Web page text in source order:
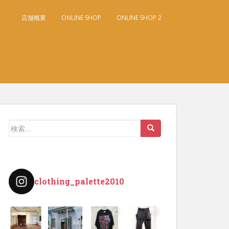
店舗概要 ONLINE SHOP ONLINE SHOP 2
検
clothing_palette2010